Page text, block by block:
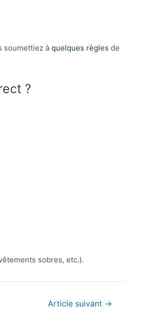
soumettiez à quelques règles de
?
sobres, etc.).
Article suivant →